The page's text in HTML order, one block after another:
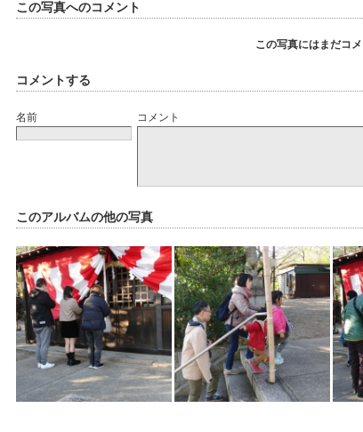
この写真へのコメント
この写真にはまだコ
コメントする
名前 コメント
このアルバムの他の写真